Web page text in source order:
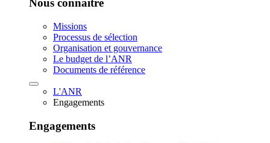
Nous connaître
Missions
Processus de sélection
Organisation et gouvernance
Le budget de l’ANR
Documents de référence
L'ANR
Engagements
Engagements